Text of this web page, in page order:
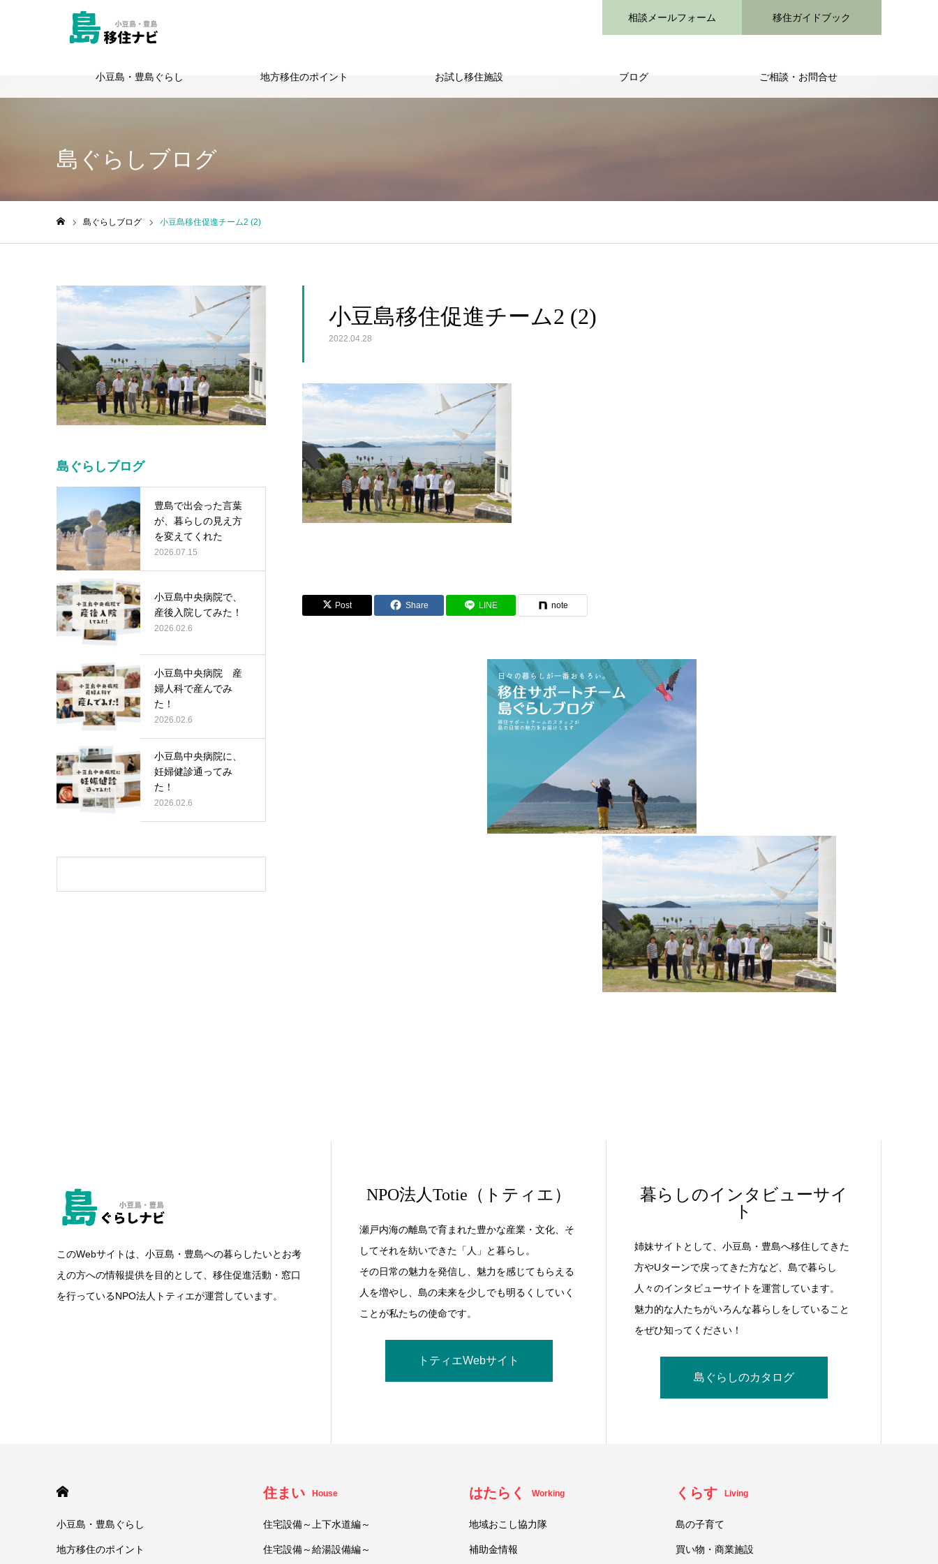
相談メールフォーム 移住ガイドブック
小豆島・豊島ぐらし 地方移住のポイント お試し移住施設 ブログ ご相談・お問合せ
島ぐらしブログ
島ぐらしブログ 小豆島移住促進チーム2 (2)
小豆島移住促進チーム2 (2)
2022.04.28
Post Share LINE note
島ぐらしブログ
豊島で出会った言葉
が、暮らしの見え方
を変えてくれた
2026.07.15
小豆島中央病院で、
産後入院してみた！
2026.02.6
小豆島中央病院 産
婦人科で産んでみ
た！
2026.02.6
小豆島中央病院に、
妊婦健診通ってみ
た！
2026.02.6
このWebサイトは、小豆島・豊島への暮らしたいとお考
えの方への情報提供を目的として、移住促進活動・窓口
を行っているNPO法人トティエが運営しています。
NPO法人Totie（トティエ）
瀬戸内海の離島で育まれた豊かな産業・文化、そ
してそれを紡いできた「人」と暮らし。
その日常の魅力を発信し、魅力を感じてもらえる
人を増やし、島の未来を少しでも明るくしていく
ことが私たちの使命です。
トティエWebサイト
暮らしのインタビューサイ
ト
姉妹サイトとして、小豆島・豊島へ移住してきた
方やUターンで戻ってきた方など、島で暮らし
人々のインタビューサイトを運営しています。
魅力的な人たちがいろんな暮らしをしていること
をぜひ知ってください！
島ぐらしのカタログ
小豆島・豊島ぐらし
地方移住のポイント
住まい House
住宅設備～上下水道編～
住宅設備～給湯設備編～
はたらく Working
地域おこし協力隊
補助金情報
くらす Living
島の子育て
買い物・商業施設